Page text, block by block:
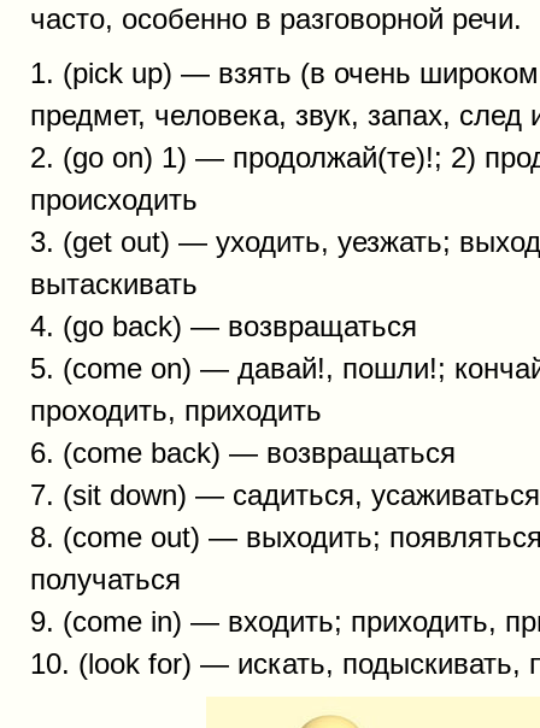
часто, особенно в разговорной речи.
1. (pick up) — взять (в очень
предмет, человека, звук, запах, след
2. (go on) 1) — продолжай(те)!; 2)
происходить
3. (get out) — уходить, уезжать;
вытаскивать
4. (go back) — возвращаться
5. (come on) — давай!, пошли!;
проходить, приходить
6. (come back) — возвращаться
7. (sit down) — садиться,
8. (come out) — выходить;
получаться
9. (come in) — входить; приходить,
10. (look for) — искать, подыскивать,